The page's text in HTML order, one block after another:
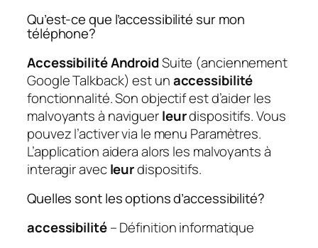
Qu’est-ce que l’accessibilité sur mon
téléphone?
Accessibilité AndroidSuite (anciennement
Google Talkback) est unaccessibilité
fonctionnalité. Son objectif est d’aider les
malvoyants à naviguerleurdispositifs. Vous
pouvez l’activer via le menu Paramètres.
L’application aidera alors les malvoyants à
interagir avecleurdispositifs.
Quelles sont les options d’accessibilité?
accessibilité– Définition informatique